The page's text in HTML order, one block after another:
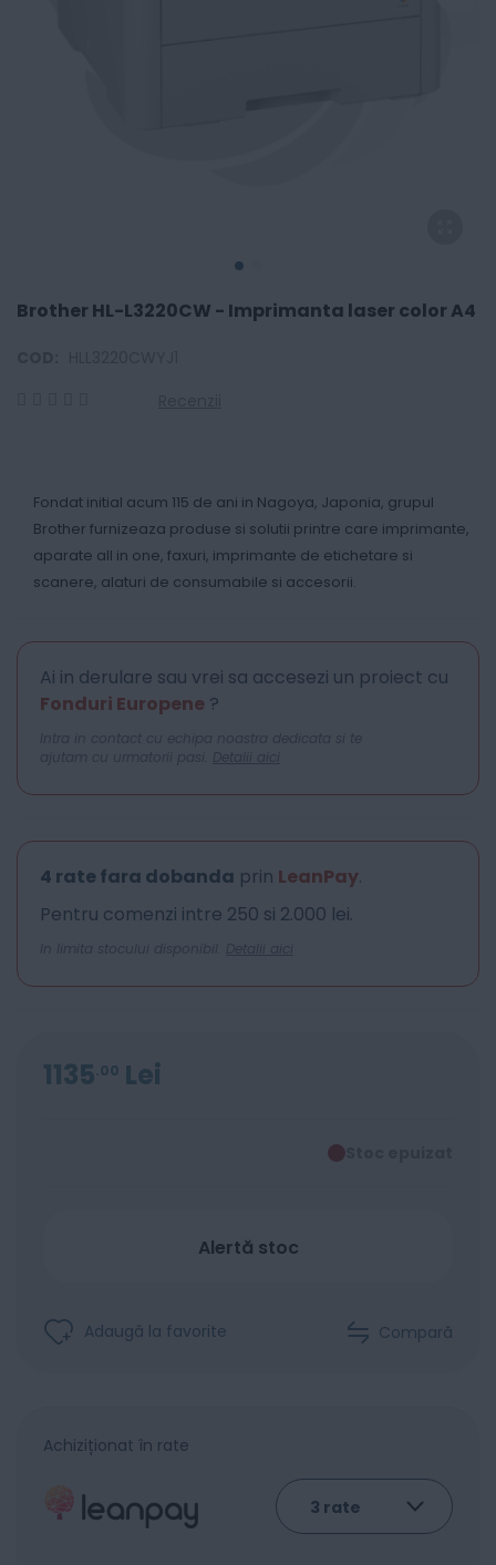
Brother HL-L3220CW - Imprimanta laser color A4
Fondat initial acum 115 de ani in Nagoya, Japonia, grupul
Brother furnizeaza produse si solutii printre care imprimante,
aparate all in one, faxuri, imprimante de etichetare si
scanere, alaturi de consumabile si accesorii.
Ai in derulare sau vrei sa accesezi un proiect cu
Fonduri Europene ?
Intra in contact cu echipa noastra dedicata si te
ajutam cu urmatorii pasi. Detalii aici
4 rate fara dobanda prin LeanPay.
Pentru comenzi intre 250 si 2.000 lei.
In limita stocului disponibil. Detalii aici
1135 00 Lei
Alertă stoc
Adaugă la favorite Compară
Achiziționat în rate